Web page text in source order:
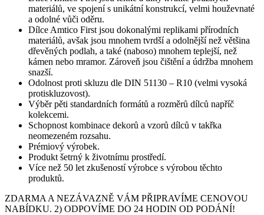
materiálů, ve spojení s unikátní konstrukcí, velmi houževnaté
a odolné vůči oděru.
Dílce Amtico First jsou dokonalými replikami přírodních
materiálů, avšak jsou mnohem tvrdší a odolnější než většina
dřevěných podlah, a také (naboso) mnohem teplejší, než
kámen nebo mramor. Zároveň jsou čištění a údržba mnohem
snazší.
Odolnost proti skluzu dle DIN 51130 – R10 (velmi vysoká
protiskluzovost).
Výběr pěti standardních formátů a rozměrů dílců napříč
kolekcemi.
Schopnost kombinace dekorů a vzorů dílců v takřka
neomezeném rozsahu.
Prémiový výrobek.
Produkt šetrný k životnímu prostředí.
Více než 50 let zkušeností výrobce s výrobou těchto
produktů.
ZDARMA A NEZÁVAZNĚ VÁM PŘIPRAVÍME CENOVOU
NABÍDKU. 2) ODPOVÍME DO 24 HODIN OD PODÁNÍ!